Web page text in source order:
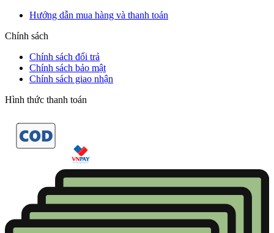
Hướng dẫn mua hàng và thanh toán
Chính sách
Chính sách đổi trả
Chính sách bảo mật
Chính sách giao nhận
Hình thức thanh toán